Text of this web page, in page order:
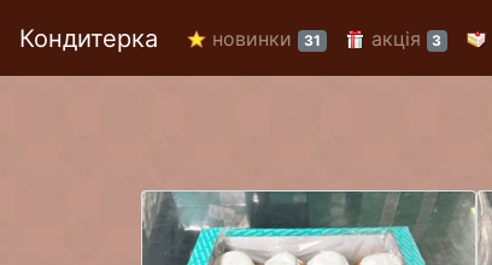
Кондитерка новинки 31 акція 3